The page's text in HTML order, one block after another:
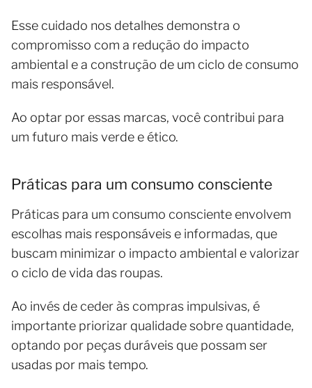
Esse cuidado nos detalhes demonstra o
compromisso com a redução do impacto
ambiental e a construção de um ciclo de consumo
mais responsável.
Ao optar por essas marcas, você contribui para
um futuro mais verde e ético.
Práticas para um consumo consciente
Práticas para um consumo consciente envolvem
escolhas mais responsáveis e informadas, que
buscam minimizar o impacto ambiental e valorizar
o ciclo de vida das roupas.
Ao invés de ceder às compras impulsivas, é
importante priorizar qualidade sobre quantidade,
optando por peças duráveis que possam ser
usadas por mais tempo.